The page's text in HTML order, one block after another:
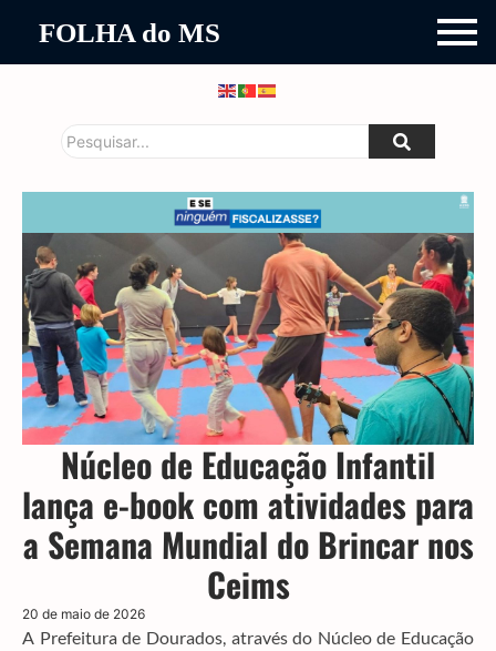
FOLHA do MS
Núcleo de Educação Infantil
lança e-book com atividades para
a Semana Mundial do Brincar nos
Ceims
20 de maio de 2026
A Prefeitura de Dourados, através do Núcleo de Educação